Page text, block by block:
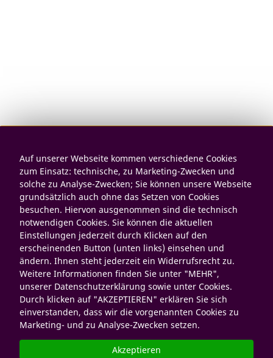
Auf unserer Webseite kommen verschiedene Cookies
zum Einsatz: technische, zu Marketing-Zwecken und
solche zu Analyse-Zwecken; Sie können unsere Webseite
grundsätzlich auch ohne das Setzen von Cookies
besuchen. Hiervon ausgenommen sind die technisch
notwendigen Cookies. Sie können die aktuellen
Einstellungen jederzeit durch Klicken auf den
erscheinenden Button (unten links) einsehen und
ändern. Ihnen steht jederzeit ein Widerrufsrecht zu.
Weitere Informationen finden Sie unter "MEHR",
unserer Datenschutzerklärung sowie unter Cookies.
Durch klicken auf "AKZEPTIEREN" erklären Sie sich
einverstanden, dass wir die vorgenannten Cookies zu
Marketing- und zu Analyse-Zwecken setzen.
Akzeptieren